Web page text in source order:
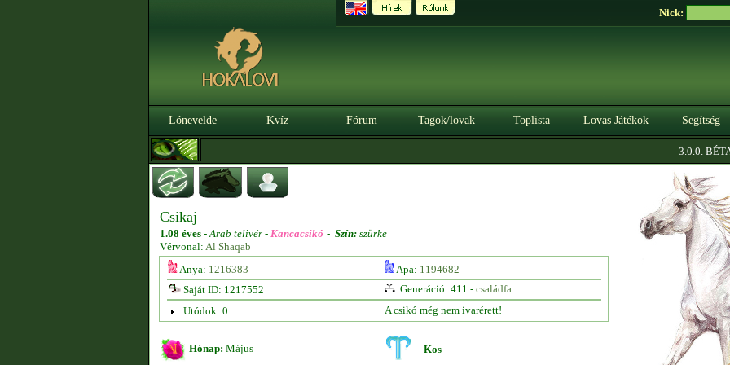
Nick:
Lónevelde Kvíz Fórum Tagok/lovak Toplista Lovas Játékok Segítség
3.0.0. BÉTA|
Csikaj
1.08 éves -Arab telivér - Kancacsikó - Szín: szürke
Vérvonal: Al Shaqab
Anya: 1216383 Apa: 1194682
Saját ID: 1217552
Generáció: 411 - családfa
Utódok: 0
A csikó még nem ivarérett!
Hónap: Május Kos